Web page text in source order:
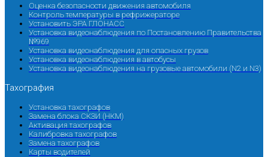
Оценка безопасности движения автомобиля
Контроль температуры в рефрижераторе
Установить ЭРА ГЛОНАСС
Установка видеонаблюдения по Постановлению Правительства
№969
Установка видеонаблюдения для опасных грузов
Установка видеонаблюдения в автобусы
Установка видеонаблюдения на грузовые автомобили (N2 и N3)
Тахография
Установка тахографов
Замена блока СКЗИ (НКМ)
Активация тахографов
Калибровка тахографов
Замена тахографов
Карты водителей